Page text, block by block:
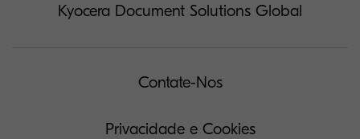
Kyocera Document Solutions Global
Contate-Nos
Privacidade e Cookies